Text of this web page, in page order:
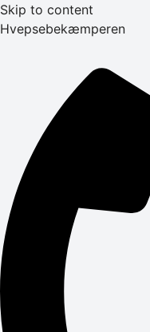
Skip to content
Hvepsebekæmperen